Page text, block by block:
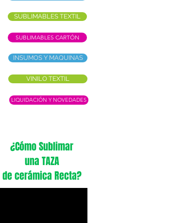
SUBLIMABLES TEXTIL
INSUMOS Y MAQUINAS
LIQUIDACIÓN Y NOVEDADES
SUBLIMABLES CARTÓN
¿Cómo Sublimar
una TAZA
de cerámica Recta?
VINILO TEXTIL